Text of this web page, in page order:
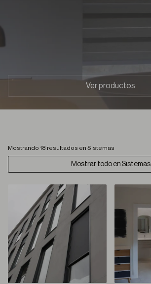
Ver productos
Mostrando 18 resultados en Sistemas
Mostrar todo en Sistemas